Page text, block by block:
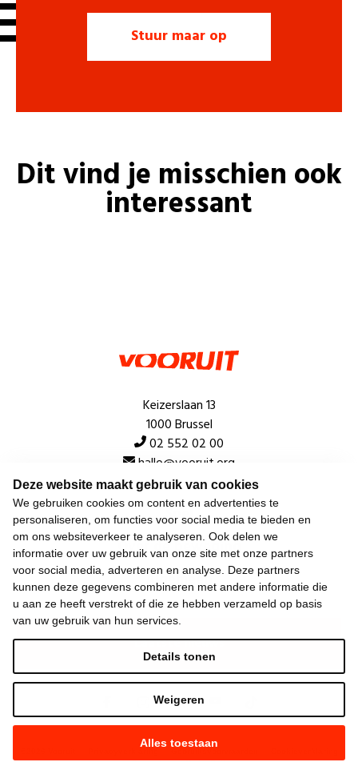
Deze website maakt gebruik van cookies
We gebruiken cookies om content en advertenties te
personaliseren, om functies voor social media te bieden en
om ons websiteverkeer te analyseren. Ook delen we
informatie over uw gebruik van onze site met onze partners
voor social media, adverteren en analyse. Deze partners
kunnen deze gegevens combineren met andere informatie die
u aan ze heeft verstrekt of die ze hebben verzameld op basis
van uw gebruik van hun services.
Alles toestaan
Weigeren
Details tonen
Dit vind je misschien ook
interessant
Keizerslaan 13
1000 Brussel
02 552 02 00
hallo@vooruit.org
Snel
Over de beweging
Algemeen
Laatste nieuws